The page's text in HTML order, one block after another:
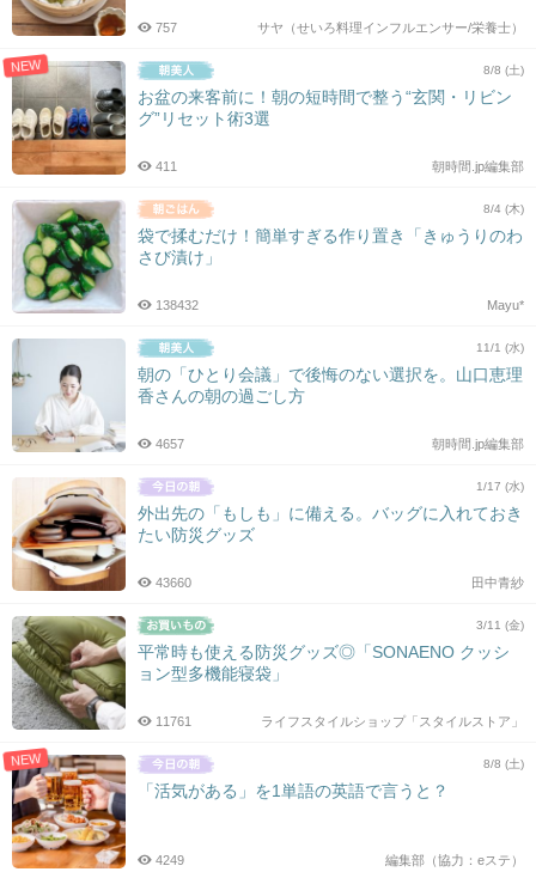
サヤ（せいろ料理インフルエンサー/栄養士）
757
NEW 8/8 (土)
お盆の来客前に！朝の短時間で整う“玄関・リビン
グ”リセット術3選
朝時間.jp編集部
411
8/4 (木)
袋で揉むだけ！簡単すぎる作り置き「きゅうりのわ
さび漬け」
Mayu*
138432
11/1 (水)
朝の「ひとり会議」で後悔のない選択を。山口恵理
香さんの朝の過ごし方
朝時間.jp編集部
4657
1/17 (水)
外出先の「もしも」に備える。バッグに入れておき
たい防災グッズ
田中青紗
43660
3/11 (金)
平常時も使える防災グッズ◎「SONAENO クッシ
ョン型多機能寝袋」
ライフスタイルショップ「スタイルストア」
11761
NEW 8/8 (土)
「活気がある」を1単語の英語で言うと？
編集部（協力：eステ）
4249